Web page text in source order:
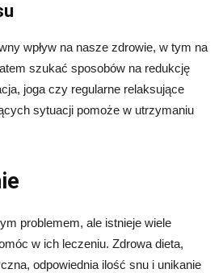
wpływ na nasze zdrowie, w tym na
szukać sposobów na redukcję
joga czy regularne relaksujące
sytuacji pomoże w utrzymaniu
problemem, ale istnieje wiele
w ich leczeniu. Zdrowa dieta,
odpowiednia ilość snu i unikanie